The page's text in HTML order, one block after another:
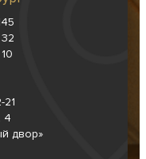
21
4
двор»